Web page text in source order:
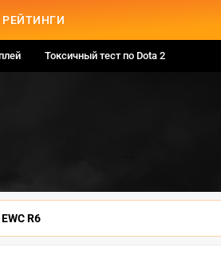
РЕЙТИНГИ
Токсичный тест по Dota 2
EWC R6